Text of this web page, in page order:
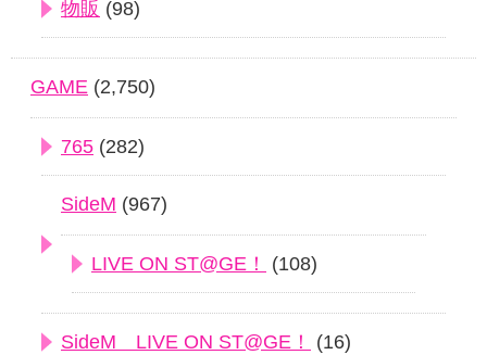
物販 (98)
GAME (2,750)
765 (282)
SideM (967)
LIVE ON ST@GE！ (108)
SideM LIVE ON ST@GE！ (16)